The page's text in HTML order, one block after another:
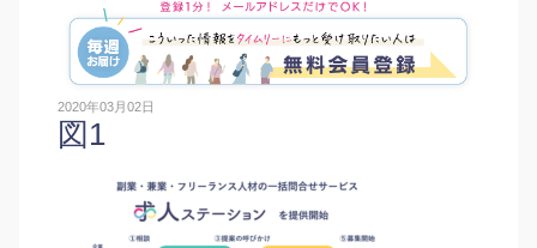
2020年03月02日
図1